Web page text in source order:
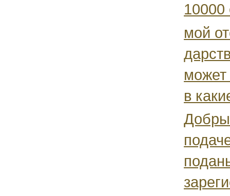
10000
мой
может
в